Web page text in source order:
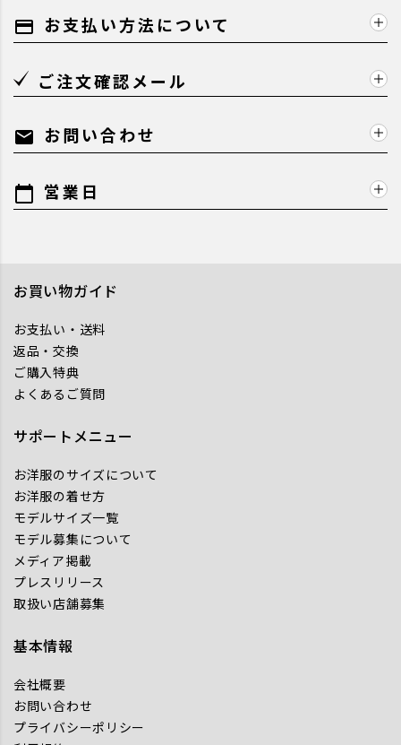
payment お支払い方法について
ご注文確認メール
mail お問い合わせ
calendar_today 営業日
お買い物ガイド
お支払い・送料
返品・交換
ご購入特典
よくあるご質問
サポートメニュー
お洋服のサイズについて
お洋服の着せ方
モデルサイズ一覧
モデル募集について
メディア掲載
プレスリリース
取扱い店舗募集
基本情報
会社概要
お問い合わせ
プライバシーポリシー